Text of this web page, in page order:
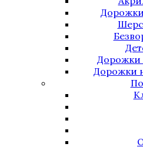
Дорожки
Дорожки